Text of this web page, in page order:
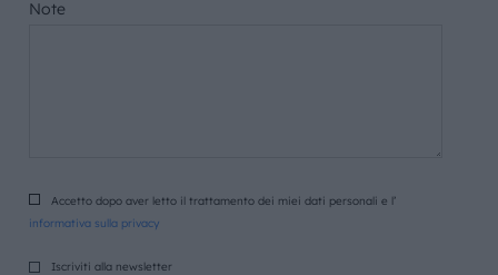
Note
Accetto dopo aver letto il trattamento dei miei dati personali e l’
informativa sulla privacy
Iscriviti alla newsletter